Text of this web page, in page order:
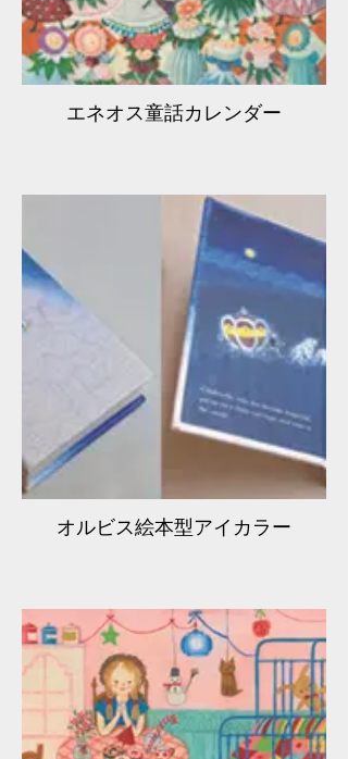
エネオス童話カレンダー
オルビス絵本型アイカラー